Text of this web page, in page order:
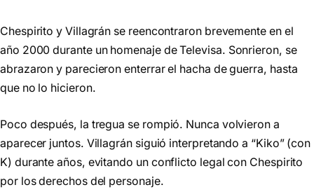
Chespirito y Villagrán se reencontraron brevemente en el
año 2000 durante un homenaje de Televisa. Sonrieron, se
abrazaron y parecieron enterrar el hacha de guerra, hasta
que no lo hicieron.
Poco después, la tregua se rompió. Nunca volvieron a
aparecer juntos. Villagrán siguió interpretando a “Kiko” (con
K) durante años, evitando un conflicto legal con Chespirito
por los derechos del personaje.